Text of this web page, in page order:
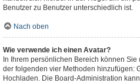
Benutzer zu Benutzer unterschiedlich ist.
Nach oben
Wie verwende ich einen Avatar?
In Ihrem persönlichen Bereich können Sie
der folgenden vier Methoden hinzufügen:
Hochladen. Die Board-Administration